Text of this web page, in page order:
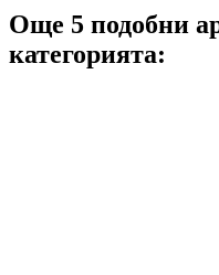
Още 5 подобни
категорията: